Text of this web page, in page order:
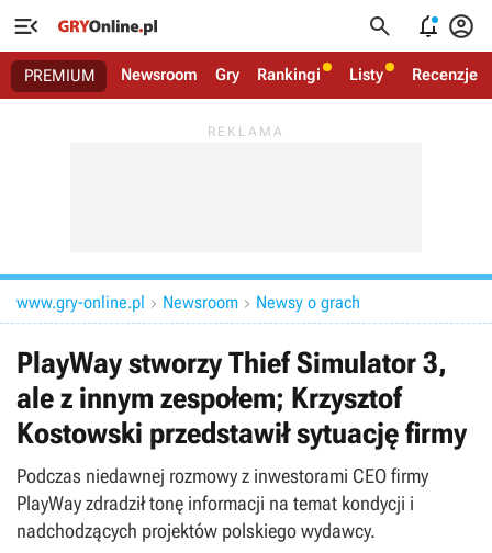
   
PREMIUM Newsroom Gry Rankingi Listy Recenzje
www.gry-online.pl  Newsroom  Newsy o grach
PlayWay stworzy Thief Simulator 3,
ale z innym zespołem; Krzysztof
Kostowski przedstawił sytuację firmy
Podczas niedawnej rozmowy z inwestorami CEO firmy
PlayWay zdradził tonę informacji na temat kondycji i
nadchodzących projektów polskiego wydawcy.